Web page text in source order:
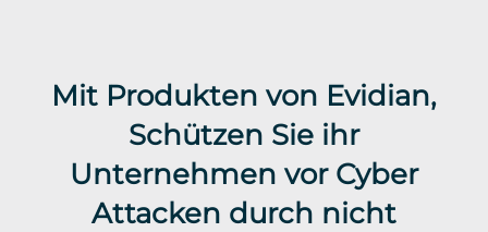
Mit Produkten von Evidian,
Schützen Sie ihr
Unternehmen vor Cyber
Attacken durch nicht